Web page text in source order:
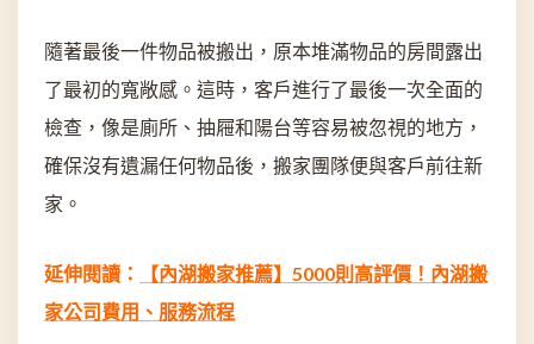
隨著最後一件物品被搬出，原本堆滿物品的房間露出
了最初的寬敞感。這時，客戶進行了最後一次全面的
檢查，像是廁所、抽屜和陽台等容易被忽視的地方，
確保沒有遺漏任何物品後，搬家團隊便與客戶前往新
家。
延伸閱讀：
【內湖搬家推薦】5000則高評價！內湖搬
家公司費用、服務流程